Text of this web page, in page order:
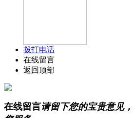
拨打电话
在线留言
返回顶部
在线留言请留下您的宝贵意见